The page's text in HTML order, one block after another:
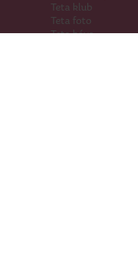
Teta klub
Teta foto
Teta káva